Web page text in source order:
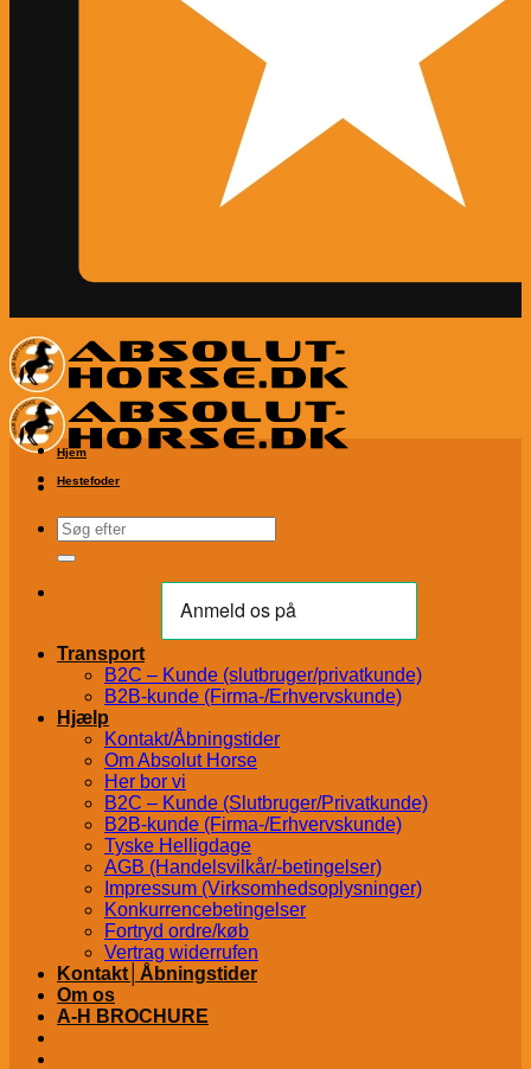
Søg
efter:
Transport
B2C – Kunde (slutbruger/privatkunde)
B2B-kunde (Firma-/Erhvervskunde)
Hjælp
Kontakt/Åbningstider
Om Absolut Horse
Her bor vi
B2C – Kunde (Slutbruger/Privatkunde)
B2B-kunde (Firma-/Erhvervskunde)
Tyske Helligdage
AGB (Handelsvilkår/-betingelser)
Impressum (Virksomhedsoplysninger)
Konkurrencebetingelser
Fortryd ordre/køb
Vertrag widerrufen
Kontakt│Åbningstider
Om os
A-H BROCHURE
Hjem
Hestefoder